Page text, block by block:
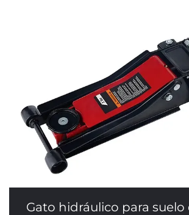
Gato hidráulico para suelo